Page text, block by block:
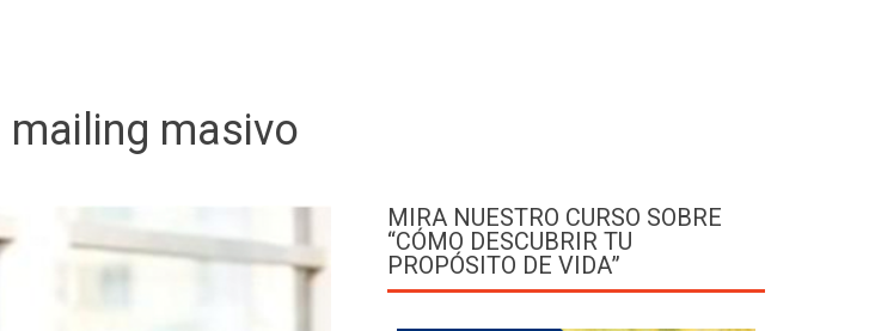
mailing masivo
MIRA NUESTRO CURSO SOBRE
“CÓMO DESCUBRIR TU
PROPÓSITO DE VIDA”